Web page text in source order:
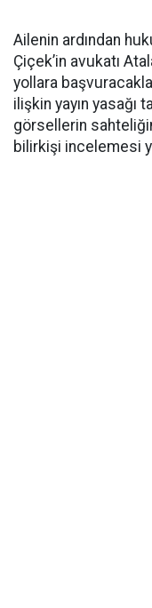
Ailenin ardından
Çiçek’in avukatı
yollara
ilişkin yayın yasağı
görsellerin
bilirkişi incelemesi